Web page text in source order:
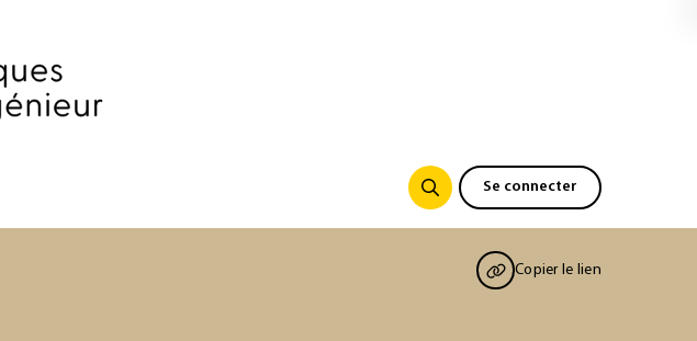
Se connecter
Copier le lien